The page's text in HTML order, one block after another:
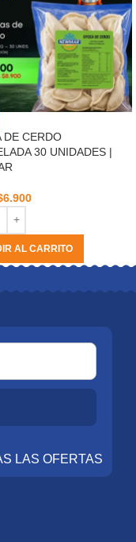
DE CERDO
30 UNIDADES |
6.900
AL CARRITO
LAS OFERTAS